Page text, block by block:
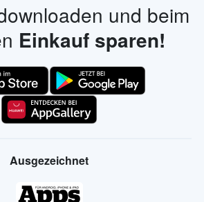
und beim
Einkauf sparen!
Ausgezeichnet